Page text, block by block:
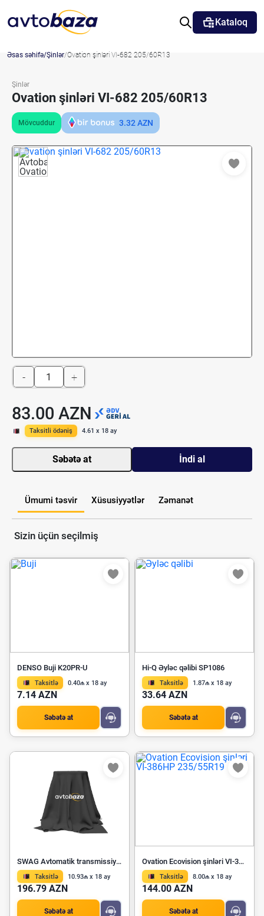
Kataloq
Əsas səhifə Şinlər Ovation şinləri VI-682 205/60R13
Şinlər
Ovation şinləri VI-682 205/60R13
Mövcuddur 3.32AZN
- +
83.00 AZN
Taksitli ödəniş 4.61 x 18 ay
Səbətə at İndi al
Ümumi təsvir Xüsusiyyətlər Zəmanət
Sizin üçün seçilmiş
DENSO Buji K20PR-U
Taksitlə 0.40₼ x 18 ay
7.14 AZN
Səbətə at
Hi-Q Əyləc qəlibi SP1086
Taksitlə 1.87₼ x 18 ay
33.64 AZN
Səbətə at
SWAG Avtomatik transmissiya yağı 5L 30 93 9096
Taksitlə 10.93₼ x 18 ay
196.79 AZN
Səbətə at
Ovation Ecovision şinləri VI-386HP 235/55R19
Taksitlə 8.00₼ x 18 ay
144.00 AZN
Səbətə at